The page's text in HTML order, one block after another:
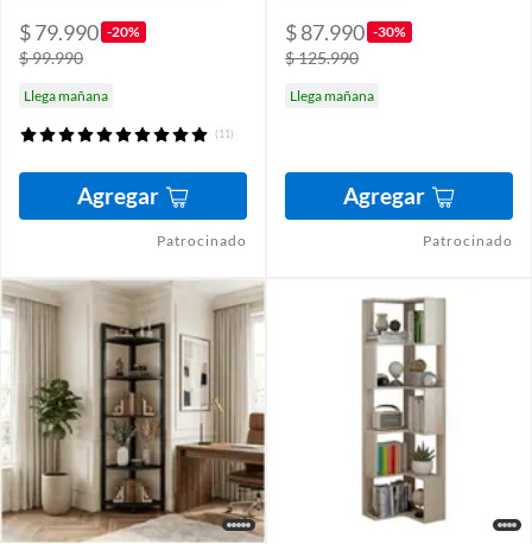
$ 79.990 -20%
$ 99.990
Llega mañana
(11)
Agregar
Patrocinado
$ 87.990 -30%
$ 125.990
Llega mañana
Agregar
Patrocinado